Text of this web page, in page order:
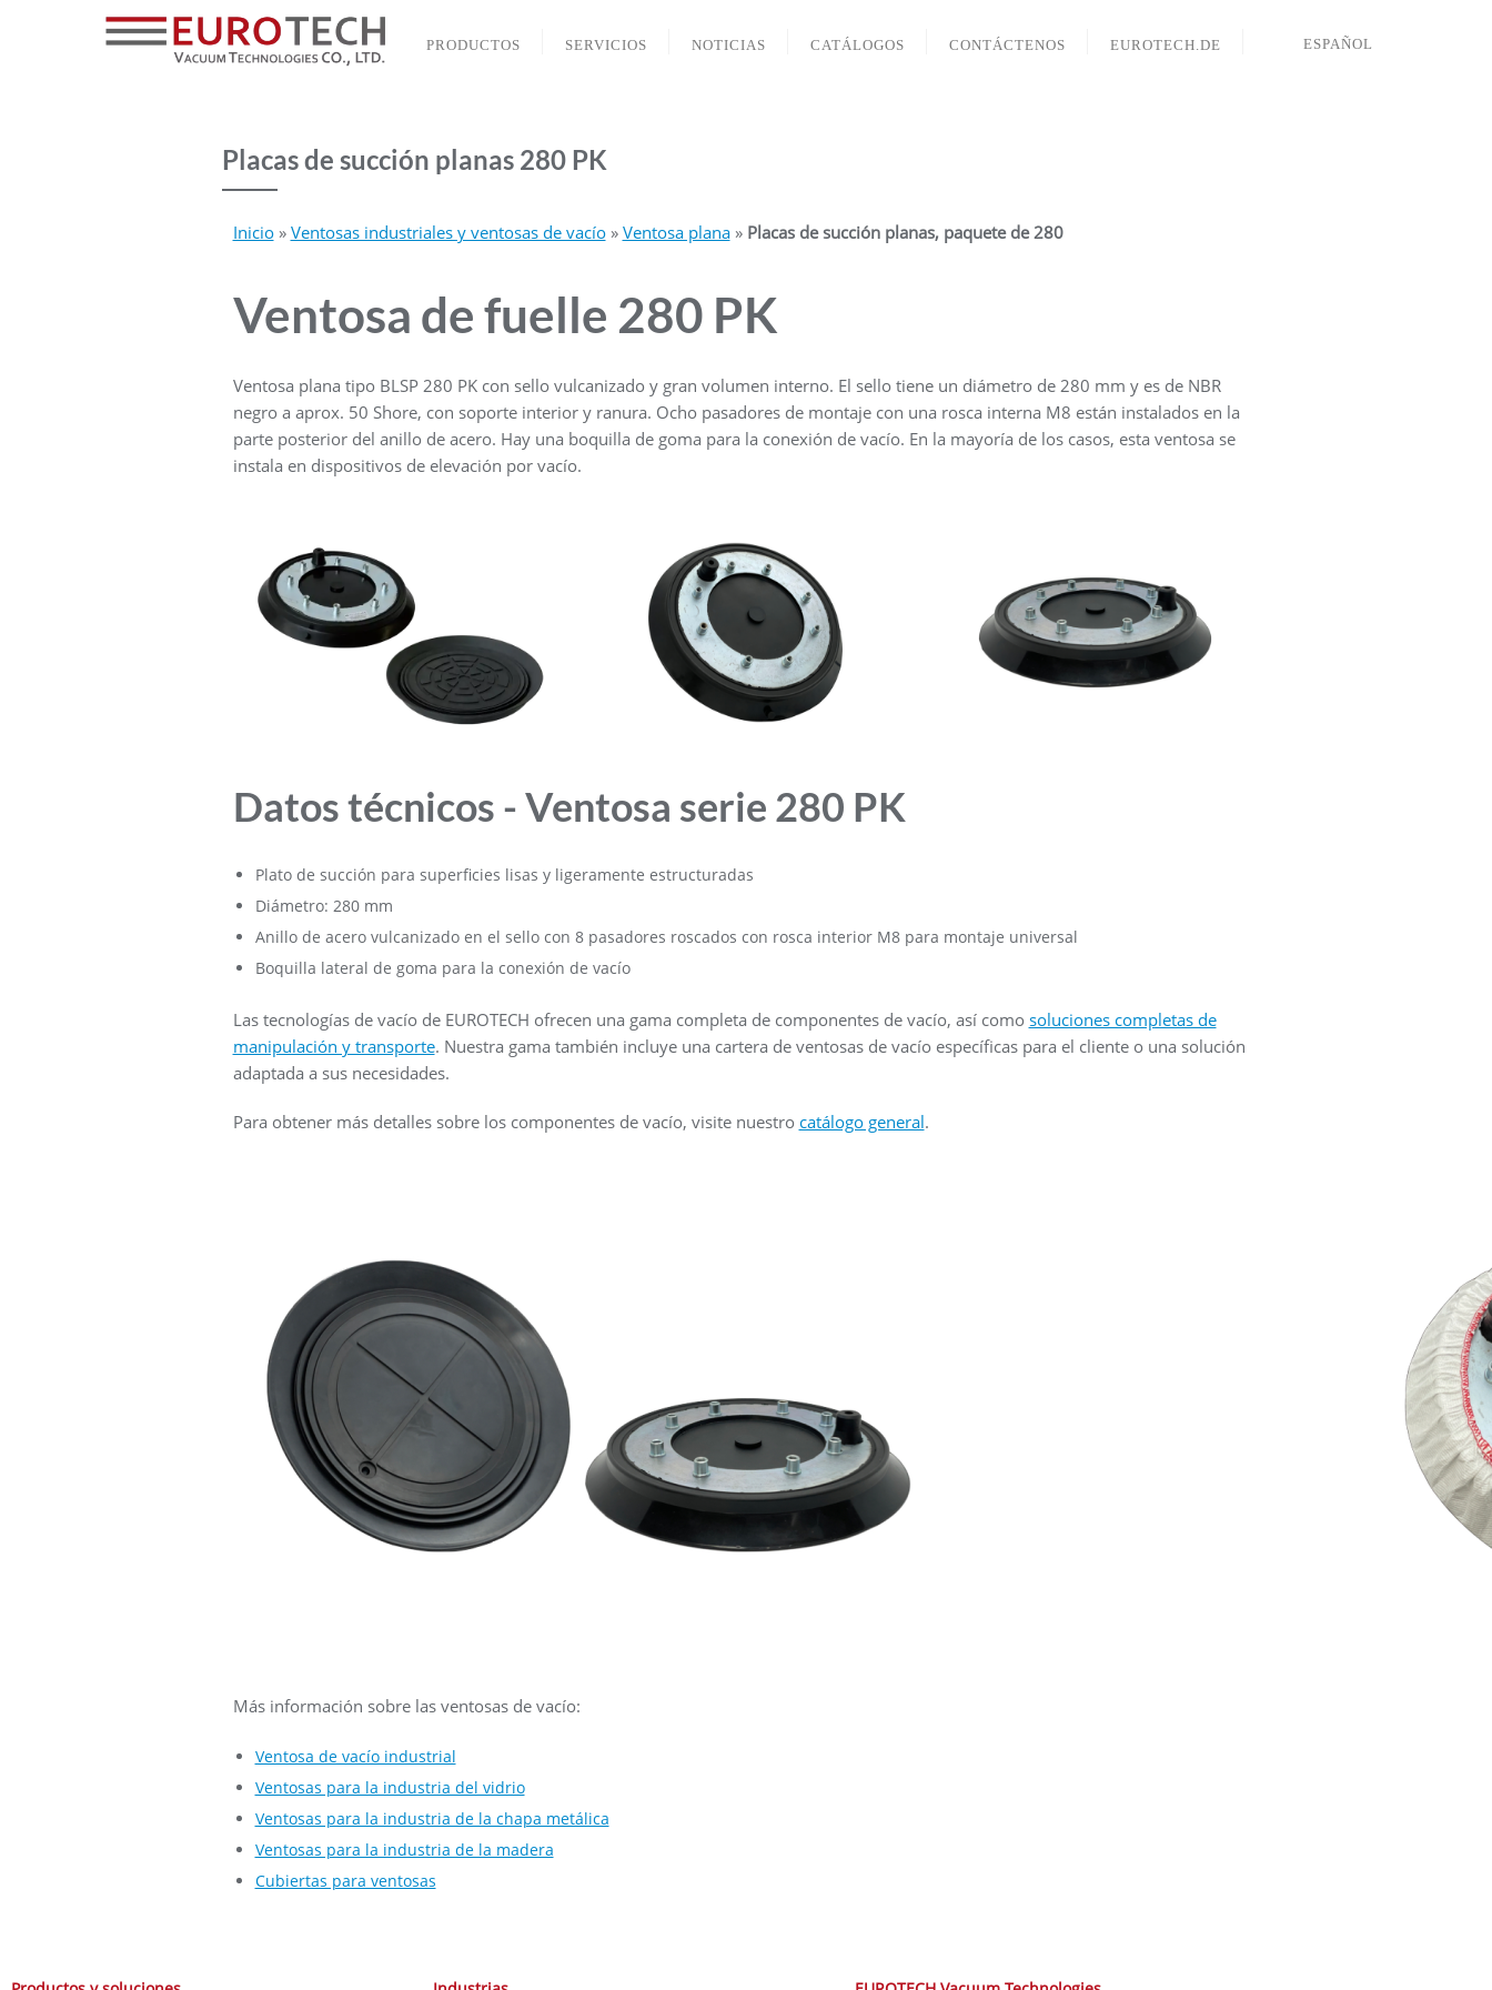
PRODUCTOS SERVICIOS NOTICIAS CATÁLOGOS CONTÁCTENOS EUROTECH.DE ESPAÑOL
Placas de succión planas 280 PK
Inicio» Ventosas industriales y ventosas de vacío» Ventosa plana» Placas de succión planas, paquete de 280
Ventosa de fuelle 280 PK
Ventosa plana tipo BLSP 280 PK con sello vulcanizado y gran volumen interno. El sello tiene un diámetro de 280 mm y es de NBR
negro a aprox. 50 Shore, con soporte interior y ranura. Ocho pasadores de montaje con una rosca interna M8 están instalados en la
parte posterior del anillo de acero. Hay una boquilla de goma para la conexión de vacío. En la mayoría de los casos, esta ventosa se
instala en dispositivos de elevación por vacío.
Datos técnicos - Ventosa serie 280 PK
Plato de succión para superficies lisas y ligeramente estructuradas
Diámetro: 280 mm
Anillo de acero vulcanizado en el sello con 8 pasadores roscados con rosca interior M8 para montaje universal
Boquilla lateral de goma para la conexión de vacío
Las tecnologías de vacío de EUROTECH ofrecen una gama completa de componentes de vacío, así como soluciones completas de
manipulación y transporte. Nuestra gama también incluye una cartera de ventosas de vacío específicas para el cliente o una solución
adaptada a sus necesidades.
Para obtener más detalles sobre los componentes de vacío, visite nuestro catálogo general.
Más información sobre las ventosas de vacío:
Ventosa de vacío industrial
Ventosas para la industria del vidrio
Ventosas para la industria de la chapa metálica
Ventosas para la industria de la madera
Cubiertas para ventosas